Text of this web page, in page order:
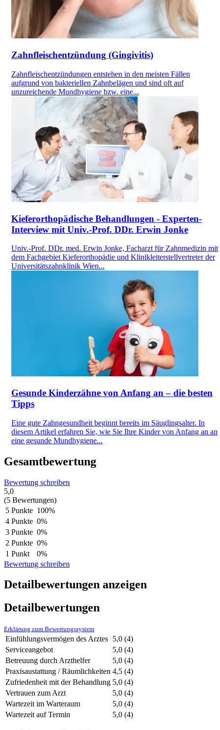
Zahnfleischentzündung (Gingivitis)
Zahnfleischentzündungen entstehen in den meisten Fällen
aufgrund von bakteriellen Zahnbelägen und sind oft auf
unzureichende Mundhygiene bzw. eine...
Kieferorthopädische Behandlungen - Experten-
Interview mit Univ.-Prof. DDr. Erwin Jonke
Univ.-Prof. DDr. med. Erwin Jonke, Facharzt für Zahnmedizin mit
dem Fachgebiet Kieferorthopädie und Klinikleiterstellvertreter der
Universitätszahnklinik Wien...
Gesunde Kinderzähne von Anfang an – die besten
Tipps
Eine gute Zahngesundheit beginnt bereits im Säuglingsalter. In
diesem Artikel erfahren Sie, wie Sie Ihre Kinder von Anfang an an
eine gesunde Mundhygiene...
Gesamtbewertung
Bewertung schreiben
5,0
(5 Bewertungen)
5 Punkte 100%
4 Punkte 0%
3 Punkte 0%
2 Punkte 0%
1 Punkt
0%
Bewertung schreiben
Detailbewertungen anzeigen
Detailbewertungen
Erklärung zum Bewertungssystem
Einfühlungsvermögen des Arztes 5,0 (4)
Serviceangebot
5,0 (4)
Betreuung durch Arzthelfer
5,0 (4)
Praxisaustattung / Räumlichkeiten 4,5 (4)
Zufriedenheit mit der Behandlung 5,0 (4)
Vertrauen zum Arzt
5,0 (4)
Wartezeit im Warteraum
5,0 (4)
Wartezeit auf Termin
5,0 (4)